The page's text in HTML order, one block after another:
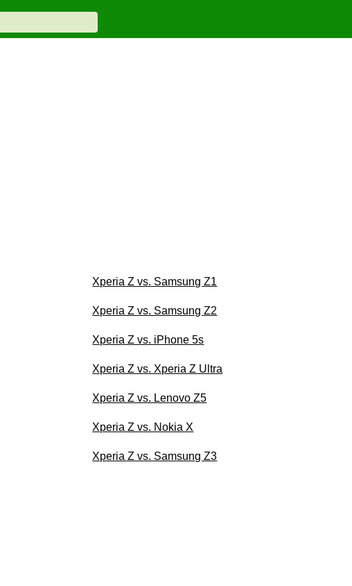
Xperia Z vs. Samsung Z1
Xperia Z vs. Samsung Z2
Xperia Z vs. iPhone 5s
Xperia Z vs. Xperia Z Ultra
Xperia Z vs. Lenovo Z5
Xperia Z vs. Nokia X
Xperia Z vs. Samsung Z3